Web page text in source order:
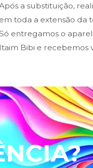
a substituição,
em toda a extensão da
entregamos o
Itaim Bibi e recebemos